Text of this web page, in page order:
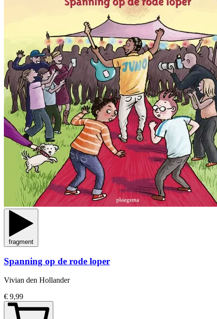
fragment
Spanning op de rode loper
Vivian den Hollander
€ 9,99